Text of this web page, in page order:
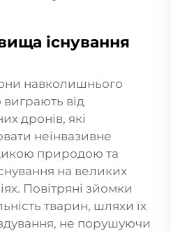
існування
навколишнього
від
дронів, які
неінвазивне
природою та
на великих
Повітряні зйомки
тварин, шляхи їх
не порушуючи